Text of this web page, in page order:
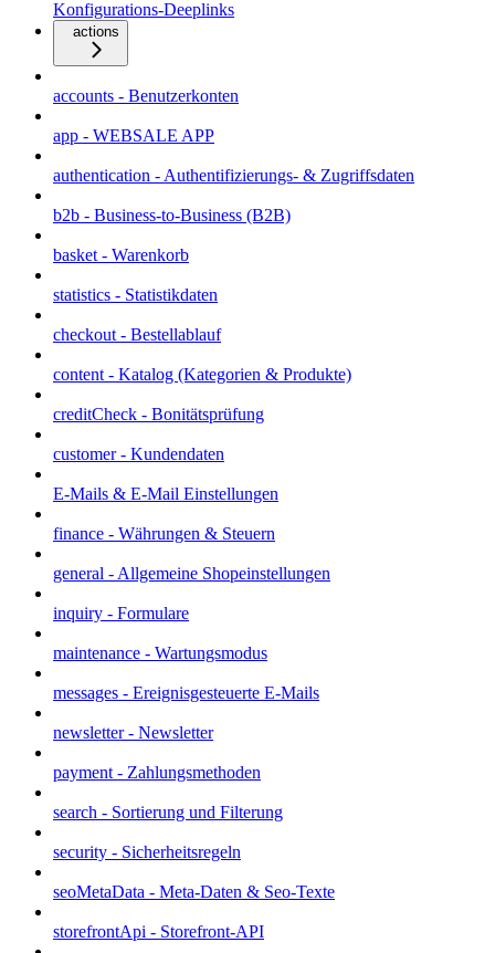
Konfigurations-Deeplinks
actions
accounts - Benutzerkonten
app - WEBSALE APP
authentication - Authentifizierungs- & Zugriffsdaten
b2b - Business-to-Business (B2B)
basket - Warenkorb
statistics - Statistikdaten
checkout - Bestellablauf
content - Katalog (Kategorien & Produkte)
creditCheck - Bonitätsprüfung
customer - Kundendaten
E-Mails & E-Mail Einstellungen
finance - Währungen & Steuern
general - Allgemeine Shopeinstellungen
inquiry - Formulare
maintenance - Wartungsmodus
messages - Ereignisgesteuerte E-Mails
newsletter - Newsletter
payment - Zahlungsmethoden
search - Sortierung und Filterung
security - Sicherheitsregeln
seoMetaData - Meta-Daten & Seo-Texte
storefrontApi - Storefront-API